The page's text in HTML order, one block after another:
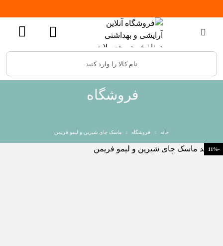
فروشگاه
خانه فروشگاه ماسک چای شیرین و لیمو فریمن
-11%